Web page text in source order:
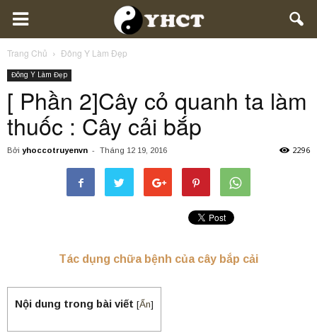
Trang Chủ Đông Y Làm Đẹp
Đông Y Làm Đẹp
[ Phần 2]Cây cỏ quanh ta làm
thuốc : Cây cải bắp
Bởi yhoccotruyenvn - Tháng 12 19, 2016 2296
Tác dụng chữa bệnh của cây bắp cải
Nội dung trong bài viết [Ẩn]